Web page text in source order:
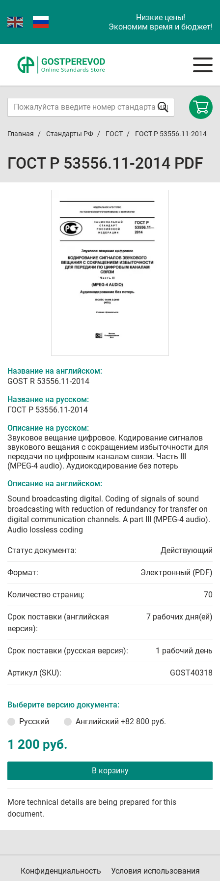
Низкие цены!
Экономим время и бюджет!
Главная Стандарты РФ ГОСТ ГОСТ Р 53556.11-2014
ГОСТ Р 53556.11-2014 PDF
Название на английском:
GOST R 53556.11-2014
Название на русском:
ГОСТ Р 53556.11-2014
Описание на русском:
Звуковое вещание цифровое. Кодирование сигналов
звукового вещания с сокращением избыточности для
передачи по цифровым каналам связи. Часть III
(MPEG-4 audio). Аудиокодирование без потерь
Описание на английском:
Sound broadcasting digital. Coding of signals of sound
broadcasting with reduction of redundancy for transfer on
digital communication channels. A part III (MPEG-4 audio).
Audio lossless coding
Статус документа: Действующий
Формат: Электронный (PDF)
Количество страниц: 70
Срок поставки (английская
версия):
7 рабочих дня(ей)
Срок поставки (русская версия): 1 рабочий день
Артикул (SKU): GOST40318
Выберите версию документа:
Русский
Английский +82 800 руб.
1 200 руб.
В корзину
More technical details are being prepared for this
document.
Конфиденциальность Условия использования